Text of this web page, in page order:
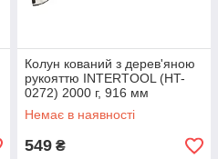
Колун кований з дерев'яною
рукояттю INTERTOOL (HT-
0272) 2000 г, 916 мм
Немає в наявності
549 ₴